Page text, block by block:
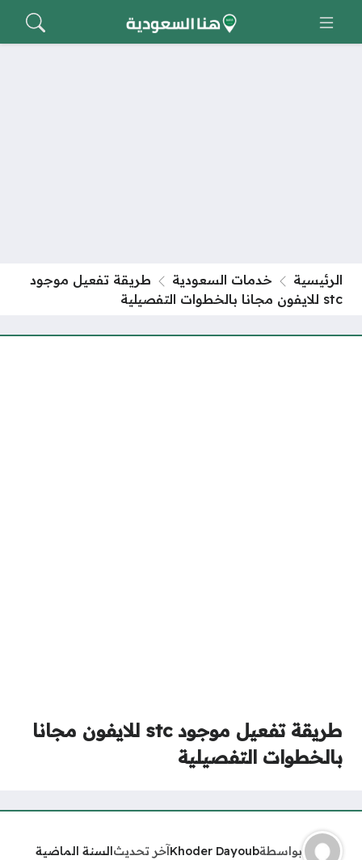
الرئيسية خدمات السعودية
طريقة تفعيل موجود
stc للايفون مجانا بالخطوات التفصيلية
طريقة تفعيل موجود stc للايفون مجانا
بالخطوات التفصيلية
بواسطةKhoder Dayoubآخر تحديثالسنة الماضية